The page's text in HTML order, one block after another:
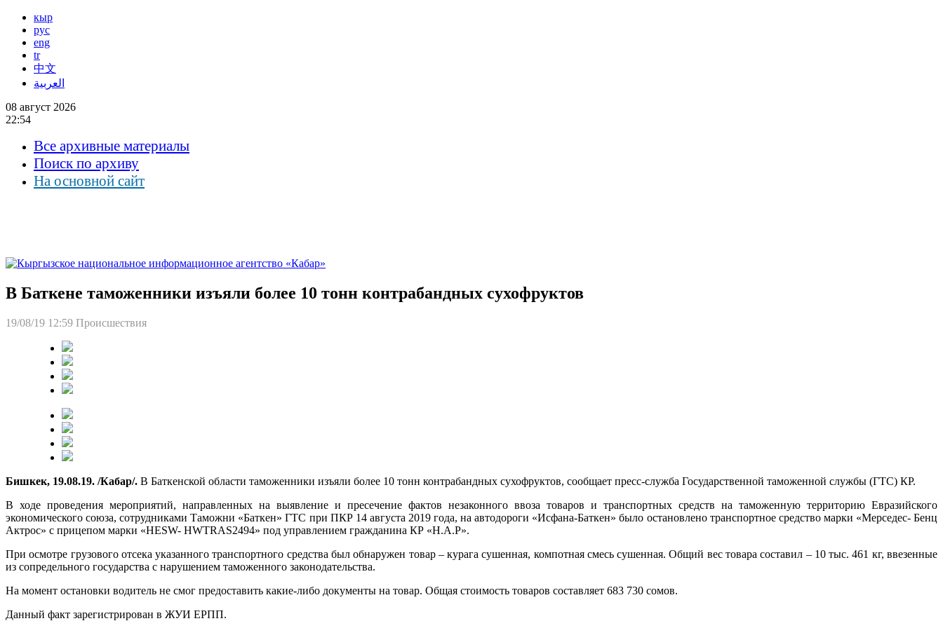
кыр
рус
eng
tr
中文
العربية
08 август 2026
22:54
Все архивные материалы
Поиск по архиву
На основной сайт
В Баткене таможенники изъяли более 10 тонн контрабандных сухофруктов
19/08/19 12:59 Происшествия
Бишкек, 19.08.19. /Кабар/. В Баткенской области таможенники изъяли более 10 тонн контрабандных сухофруктов, сообщает пресс-служба Государственной таможенной службы (ГТС) КР.
В ходе проведения мероприятий, направленных на выявление и пресечение фактов незаконного ввоза товаров и транспортных средств на таможенную территорию Евразийского
экономического союза, сотрудниками Таможни «Баткен» ГТС при ПКР 14 августа 2019 года, на автодороги «Исфана-Баткен» было остановлено транспортное средство марки «Мерседес- Бенц
Актрос» с прицепом марки «HESW- HWTRAS2494» под управлением гражданина КР «Н.А.Р».
При осмотре грузового отсека указанного транспортного средства был обнаружен товар – курага сушенная, компотная смесь сушенная. Общий вес товара составил – 10 тыс. 461 кг, ввезенные
из сопредельного государства с нарушением таможенного законодательства.
На момент остановки водитель не смог предоставить какие-либо документы на товар. Общая стоимость товаров составляет 683 730 сомов.
Данный факт зарегистрирован в ЖУИ ЕРПП.